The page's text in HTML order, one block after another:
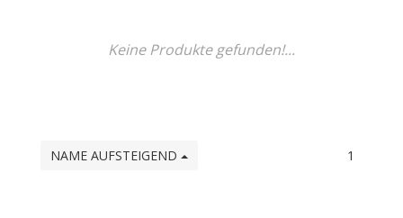
Keine Produkte gefunden!...
NAME AUFSTEIGEND 1